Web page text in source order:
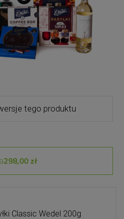
tego produktu
298,00 zł
Classic Wedel 200g